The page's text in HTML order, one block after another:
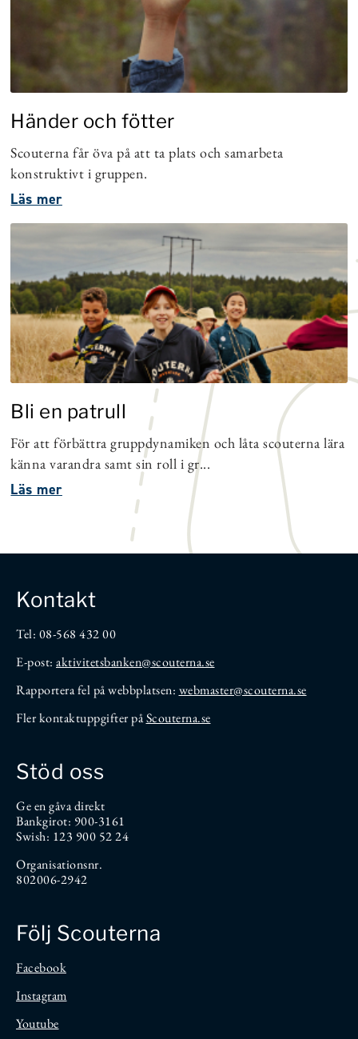
Händer och fötter
Scouterna får öva på att ta plats och samarbeta
konstruktivt i gruppen.
Läs mer
Bli en patrull
För att förbättra gruppdynamiken och låta scouterna lära
känna varandra samt sin roll i gr...
Läs mer
Kontakt
Tel: 08-568 432 00
E-post: aktivitetsbanken@scouterna.se
Rapportera fel på webbplatsen: webmaster@scouterna.se
Fler kontaktuppgifter påScouterna.se
Stöd oss
Ge en gåva direkt
Bankgirot: 900-3161
Swish: 123 900 52 24
Organisationsnr.
802006-2942
Följ Scouterna
Facebook
Instagram
Youtube